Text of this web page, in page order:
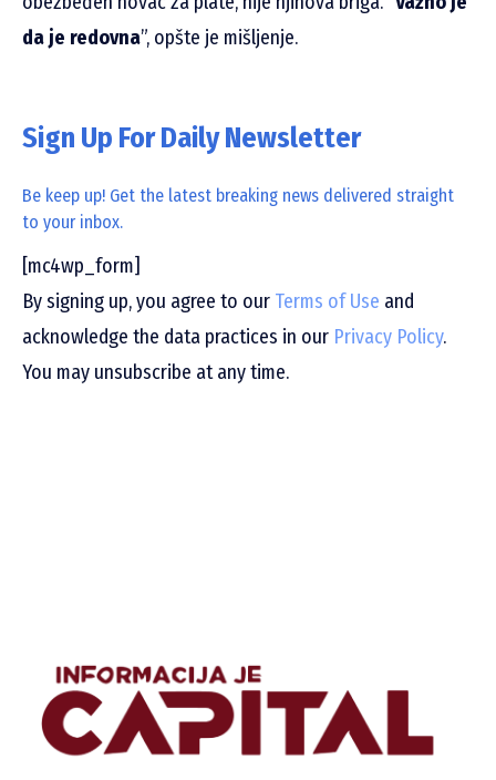
da je redovna”, opšte je mišljenje.
Sign Up For Daily Newsletter
Be keep up! Get the latest breaking news delivered straight
to your inbox.
[mc4wp_form]
By signing up, you agree to our Terms of Use and
acknowledge the data practices in our Privacy Policy.
You may unsubscribe at any time.